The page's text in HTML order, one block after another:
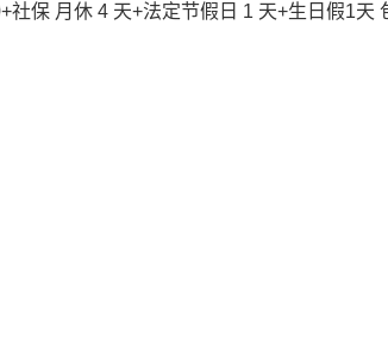
保 月休 4 天+法定节假日 1 天+生日假1天